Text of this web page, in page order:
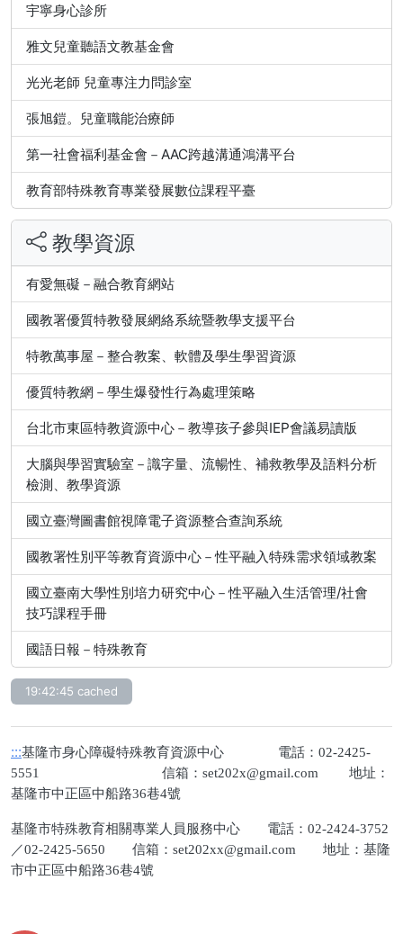
宇寧身心診所
雅文兒童聽語文教基金會
光光老師 兒童專注力問診室
張旭鎧。兒童職能治療師
第一社會福利基金會－AAC跨越溝通鴻溝平台
教育部特殊教育專業發展數位課程平臺
教學資源
有愛無礙－融合教育網站
國教署優質特教發展網絡系統暨教學支援平台
特教萬事屋－整合教案、軟體及學生學習資源
優質特教網－學生爆發性行為處理策略
台北市東區特教資源中心－教導孩子參與IEP會議易讀版
大腦與學習實驗室－識字量、流暢性、補救教學及語料分析
檢測、教學資源
國立臺灣圖書館視障電子資源整合查詢系統
國教署性別平等教育資源中心－性平融入特殊需求領域教案
國立臺南大學性別培力研究中心－性平融入生活管理/社會
技巧課程手冊
國語日報－特殊教育
19:42:45 cached
:::基隆市身心障礙特殊教育資源中心 電話：02-2425-
5551 信箱： set202x@gmail.com 地址：
基隆市中正區中船路36巷4號
基隆市特殊教育相關專業人員服務中心 電話：02-2424-3752
／02-2425-5650 信箱： set202xx@gmail.com 地址：基隆
市中正區中船路36巷4號